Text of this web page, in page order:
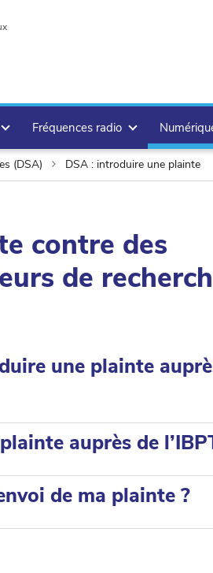
Fréquences radio
(DSA) DSA : introduire une plainte
contre des
de
une plainte
auprès de
de ma plainte ?